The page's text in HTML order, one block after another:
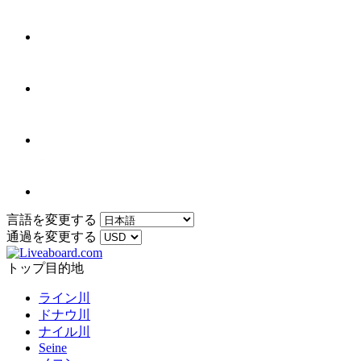
言語を変更する
通過を変更する
トップ目的地
ライン川
ドナウ川
ナイル川
Seine